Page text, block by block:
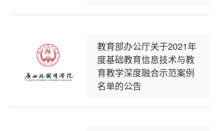
教育部办公厅关于2021年
度基础教育信息技术与教
育教学深度融合示范案例
名单的公告